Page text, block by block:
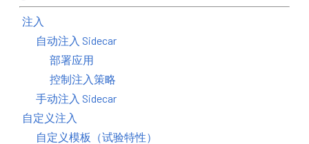
注入
自动注入 Sidecar
部署应用
控制注入策略
手动注入 Sidecar
自定义注入
自定义模板（试验特性）